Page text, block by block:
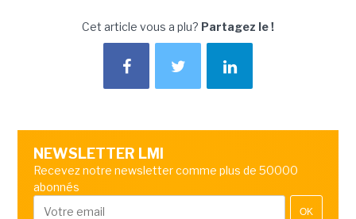
Cet article vous a plu? Partagez le !
NEWSLETTER LMI
Recevez notre newsletter comme plus de 50000
abonnés
OK